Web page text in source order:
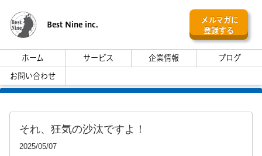
Best Nine inc.
メルマガに
登録する
ホーム サービス 企業情報
ブログ
お問い合わせ
それ、狂気の沙汰ですよ！
2025/05/07